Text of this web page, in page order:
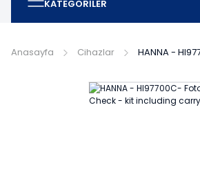
KATEGORİLER
Anasayfa Cihazlar HANNA -